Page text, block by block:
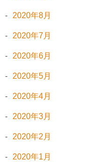
2020年8月
2020年7月
2020年6月
2020年5月
2020年4月
2020年3月
2020年2月
2020年1月